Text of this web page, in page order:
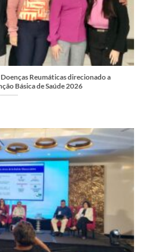
Reumáticas direcionado a
Básica de Saúde 2026